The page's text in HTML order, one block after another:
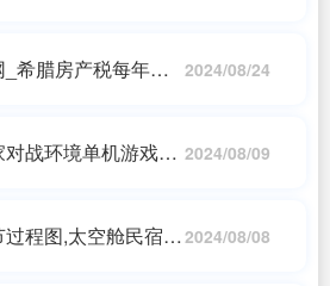
希腊房产税每年交
2024/08/24
战环境单机游戏分 2024/08/09
程图,太空舱民宿房 2024/08/08